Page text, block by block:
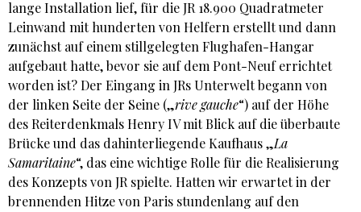
lange Installation lief, für die JR 18.900 Quadratmeter
Leinwand mit hunderten von Helfern erstellt und dann
zunächst auf einem stillgelegten Flughafen-Hangar
aufgebaut hatte, bevor sie auf dem Pont-Neuf errichtet
worden ist? Der Eingang in JRs Unterwelt begann von
der linken Seite der Seine („rive gauche“) auf der Höhe
des Reiterdenkmals Henry IV mit Blick auf die überbaute
Brücke und das dahinterliegende Kaufhaus „La
Samaritaine“, das eine wichtige Rolle für die Realisierung
des Konzepts von JR spielte. Hatten wir erwartet in der
brennenden Hitze von Paris stundenlang auf den